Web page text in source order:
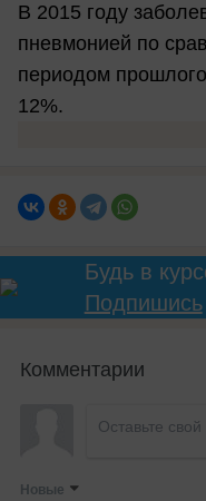
В 2015 году
пневмонией по
периодом
12%.
Будь в
Подпишись
Комментарии
Новые